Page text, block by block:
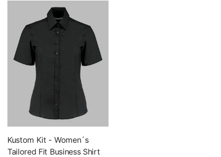
Kustom Kit - Women´s
Tailored Fit Business Shirt